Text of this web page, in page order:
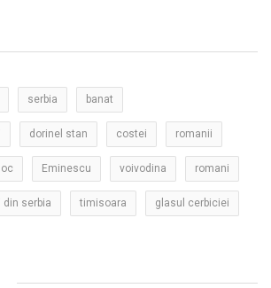
serbia banat
dorinel stan costei romanii
Eminescu voivodina romani
din serbia timisoara glasul cerbiciei